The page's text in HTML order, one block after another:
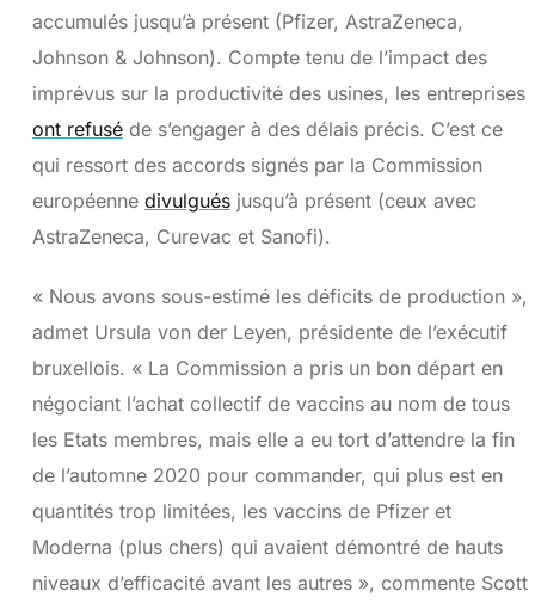
accumulés jusqu’à présent (Pfizer, AstraZeneca,
Johnson & Johnson). Compte tenu de l’impact des
imprévus sur la productivité des usines, les entreprises
ont refuséde s’engager à des délais précis. C’est ce
qui ressort des accords signés par la Commission
européenne divulguésjusqu’à présent (ceux avec
AstraZeneca, Curevac et Sanofi).
« Nous avons sous-estimé les déficits de production »,
admet Ursula von der Leyen, présidente de l’exécutif
bruxellois. « La Commission a pris un bon départ en
négociant l’achat collectif de vaccins au nom de tous
les Etats membres, mais elle a eu tort d’attendre la fin
de l’automne 2020 pour commander, qui plus est en
quantités trop limitées, les vaccins de Pfizer et
Moderna (plus chers) qui avaient démontré de hauts
niveaux d’efficacité avant les autres », commente Scott